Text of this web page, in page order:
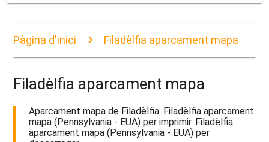
Pàgina d'inici Filadèlfia aparcament mapa
Filadèlfia aparcament mapa
Aparcament mapa de Filadèlfia. Filadèlfia aparcament
mapa (Pennsylvania - EUA) per imprimir. Filadèlfia
aparcament mapa (Pennsylvania - EUA) per